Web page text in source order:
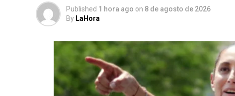
Published 1 hora ago on 8 de agosto de 2026
By LaHora